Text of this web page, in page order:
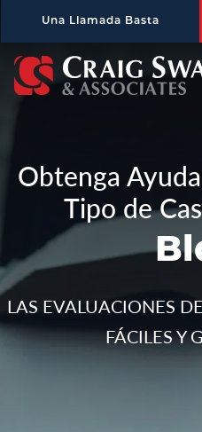
Una Llamada Basta
Obtenga
Tipo de
LAS EVALUACIONES
FÁCILES Y